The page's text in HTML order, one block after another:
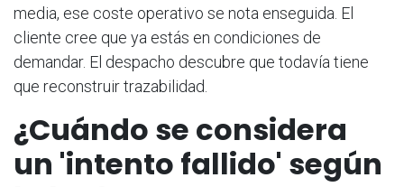
media, ese coste operativo se nota enseguida. El
cliente cree que ya estás en condiciones de
demandar. El despacho descubre que todavía tiene
que reconstruir trazabilidad.
¿Cuándo se considera
un 'intento fallido' según